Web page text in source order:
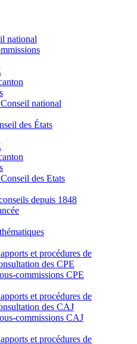
national
national
des États
des Etats
depuis 1848
et procédures de
des CPE
commissions CPE
et procédures de
des CAJ
commissions CAJ
et procédures de